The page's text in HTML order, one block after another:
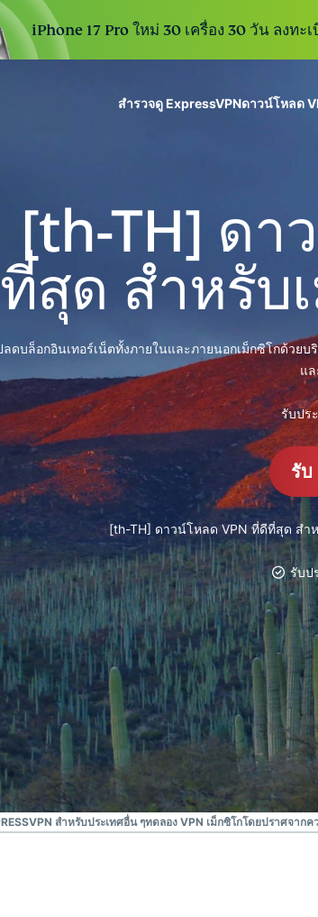
iPhone 17 Pro ใหม่ 30 เครื่อง 30 วัน ลงท
สำรวจดู ExpressVPN
เข้
สำ
ดาวน์โหลด
scale.
พร้อม
ที่ปลอ
ประเ
ประเท
การจั
ผ่าน
ปลอด
ยืนยัน
หลาย
อื่น ๆ
ชุดเครื่
ป้องกั
ระวัง
พลัง พ
เครื่อ
ข้อมูล
[th-TH] ดา
ที่สุด สำหรับ
ลดบล็อกอินเทอร์เน็ตทั้งภายในและภายนอกเม็กซิโกด้วยบ
แ
รับปร
รับ
[th-TH] ดาวน์โหลด VPN ที่ดีที่สุด สำ
รับป
สำหรับประเทศอื่น ๆทดลอง VPN เม็กซิโกโดยปราศจากค